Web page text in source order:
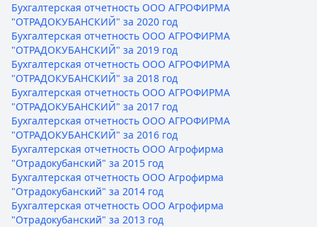
Бухгалтерская отчетность ООО АГРОФИРМА
"ОТРАДОКУБАНСКИЙ" за 2020 год
Бухгалтерская отчетность ООО АГРОФИРМА
"ОТРАДОКУБАНСКИЙ" за 2019 год
Бухгалтерская отчетность ООО АГРОФИРМА
"ОТРАДОКУБАНСКИЙ" за 2018 год
Бухгалтерская отчетность ООО АГРОФИРМА
"ОТРАДОКУБАНСКИЙ" за 2017 год
Бухгалтерская отчетность ООО АГРОФИРМА
"ОТРАДОКУБАНСКИЙ" за 2016 год
Бухгалтерская отчетность ООО Агрофирма
"Отрадокубанский" за 2015 год
Бухгалтерская отчетность ООО Агрофирма
"Отрадокубанский" за 2014 год
Бухгалтерская отчетность ООО Агрофирма
"Отрадокубанский" за 2013 год